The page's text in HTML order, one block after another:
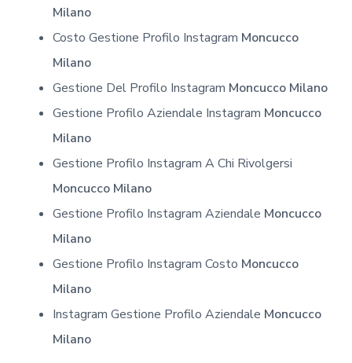
Milano
Costo Gestione Profilo Instagram Moncucco
Milano
Gestione Del Profilo Instagram Moncucco Milano
Gestione Profilo Aziendale Instagram Moncucco
Milano
Gestione Profilo Instagram A Chi Rivolgersi
Moncucco Milano
Gestione Profilo Instagram Aziendale Moncucco
Milano
Gestione Profilo Instagram Costo Moncucco
Milano
Instagram Gestione Profilo Aziendale Moncucco
Milano